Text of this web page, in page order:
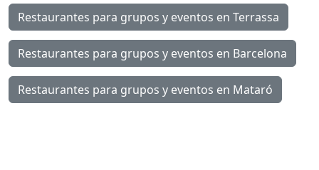
Restaurantes para grupos y eventos en Terrassa
Restaurantes para grupos y eventos en Barcelona
Restaurantes para grupos y eventos en Mataró